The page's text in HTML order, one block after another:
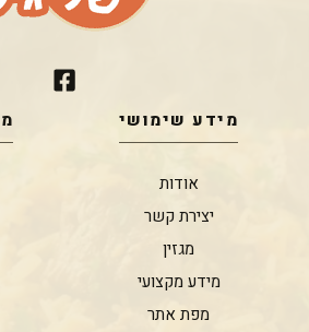
מידע שימושי
אודות
יצירת קשר
מגזין
מידע מקצועי
מפת אתר